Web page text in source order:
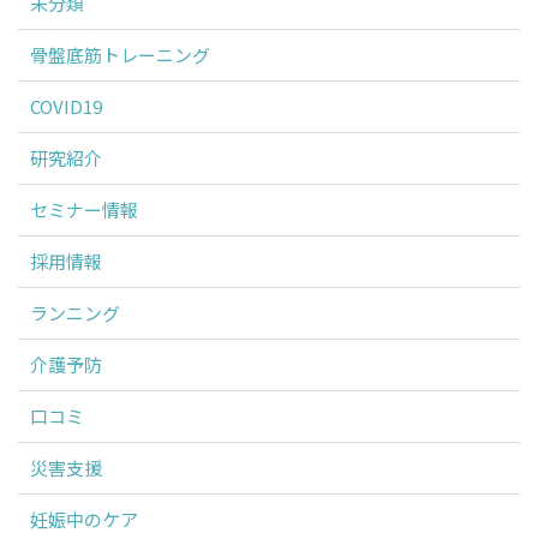
骨盤底筋トレーニング
COVID19
研究紹介
セミナー情報
採用情報
ランニング
介護予防
口コミ
災害支援
妊娠中のケア